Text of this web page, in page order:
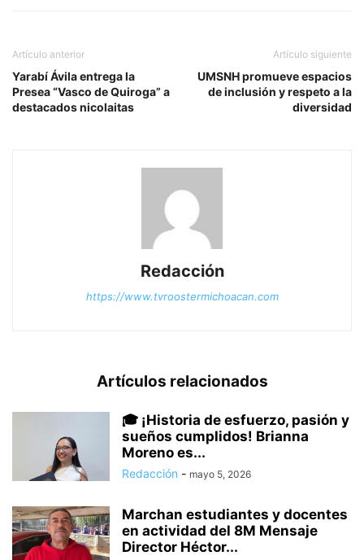
Artículo anterior
Yarabí Ávila entrega la
Presea “Vasco de Quiroga” a
destacados nicolaitas
Artículo siguiente
UMSNH promueve espacios
de inclusión y respeto a la
diversidad
Redacción
https://www.tvroostermichoacan.com
Artículos relacionados
🎓 ¡Historia de esfuerzo, pasión y
sueños cumplidos! Brianna
Moreno es...
Redacción - mayo 5, 2026
Marchan estudiantes y docentes
en actividad del 8M Mensaje
Director Héctor...